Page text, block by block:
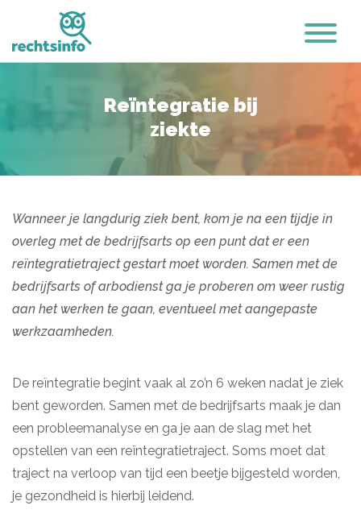
Reïntegratie bij
ziekte
Wanneer je langdurig ziek bent, kom je na een tijdje in
overleg met de bedrijfsarts op een punt dat er een
reïntegratietraject gestart moet worden. Samen met de
bedrijfsarts of arbodienst ga je proberen om weer rustig
aan het werken te gaan, eventueel met aangepaste
werkzaamheden.
De reïntegratie begint vaak al zo’n 6 weken nadat je ziek
bent geworden. Samen met de bedrijfsarts maak je dan
een probleemanalyse en ga je aan de slag met het
opstellen van een reïntegratietraject. Soms moet dat
traject na verloop van tijd een beetje bijgesteld worden,
je gezondheid is hierbij leidend.